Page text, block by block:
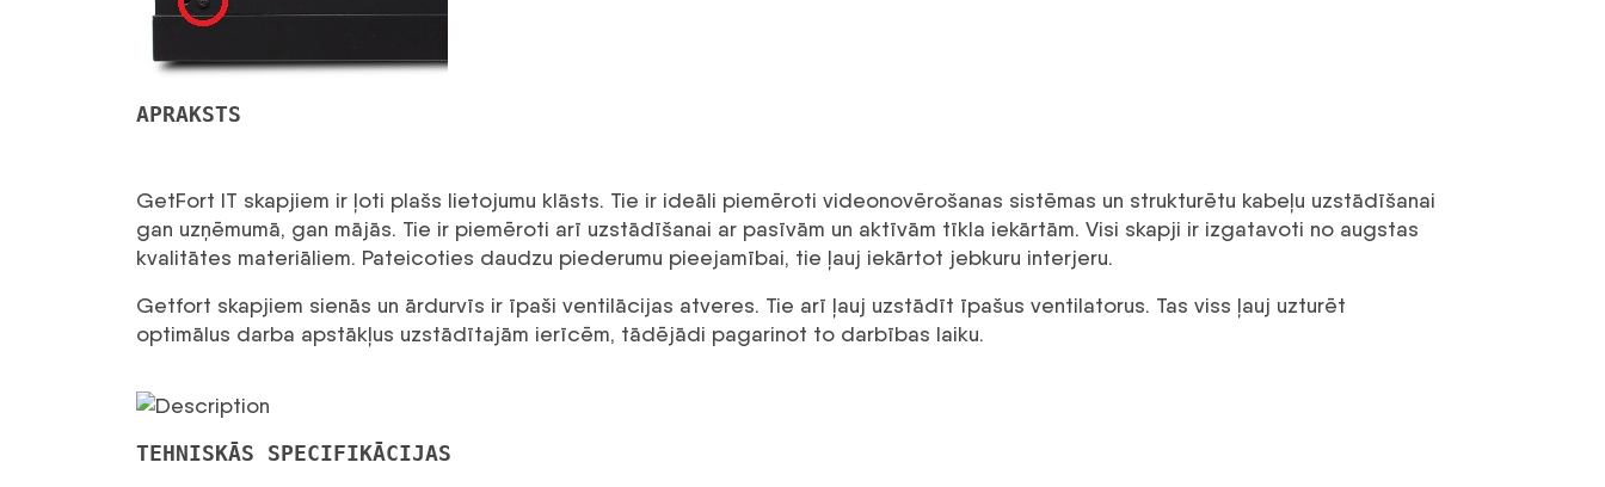
APRAKSTS
GetFort IT skapjiem ir ļoti plašs lietojumu klāsts. Tie ir ideāli piemēroti videonovērošanas sistēmas un strukturētu kabeļu uzstādīšanai
gan uzņēmumā, gan mājās. Tie ir piemēroti arī uzstādīšanai ar pasīvām un aktīvām tīkla iekārtām. Visi skapji ir izgatavoti no augstas
kvalitātes materiāliem. Pateicoties daudzu piederumu pieejamībai, tie ļauj iekārtot jebkuru interjeru.
Getfort skapjiem sienās un ārdurvīs ir īpaši ventilācijas atveres. Tie arī ļauj uzstādīt īpašus ventilatorus. Tas viss ļauj uzturēt
optimālus darba apstākļus uzstādītajām ierīcēm, tādējādi pagarinot to darbības laiku.
TEHNISKĀS SPECIFIKĀCIJAS